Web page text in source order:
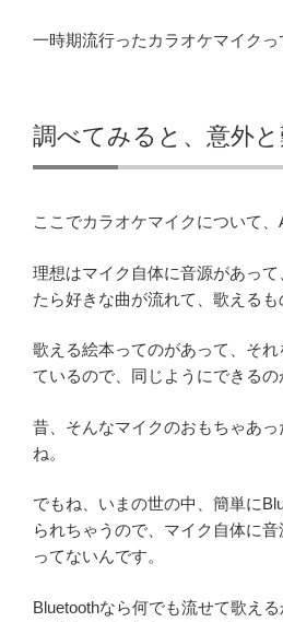
一時期流行ったカラオケマイクっ
調べてみると、意外
ここでカラオケマイクについて、
理想はマイク自体に音源があっ
たら好きな曲が流れて、歌えるも
歌える絵本ってのがあって、そ
ているので、同じようにできるの
昔、そんなマイクのおもちゃあっ
ね。
でもね、いまの世の中、簡単に
られちゃうので、マイク自体に
ってないんです。
Bluetoothなら何でも流せて歌え